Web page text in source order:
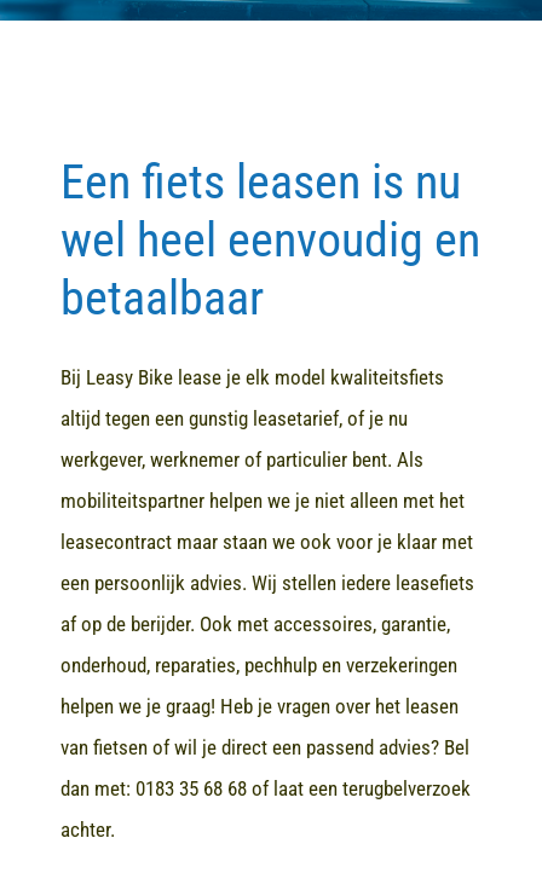
Modellen
Contact
Een fiets leasen is nu
wel heel eenvoudig en
betaalbaar
Bij Leasy Bike lease je elk model kwaliteitsfiets
altijd tegen een gunstig leasetarief, of je nu
werkgever, werknemer of particulier bent. Als
mobiliteitspartner helpen we je niet alleen met het
leasecontract maar staan we ook voor je klaar met
een persoonlijk advies. Wij stellen iedere leasefiets
af op de berijder. Ook met accessoires, garantie,
onderhoud, reparaties, pechhulp en verzekeringen
helpen we je graag! Heb je vragen over het leasen
van fietsen of wil je direct een passend advies? Bel
dan met: 0183 35 68 68of laat een terugbelverzoek
achter.